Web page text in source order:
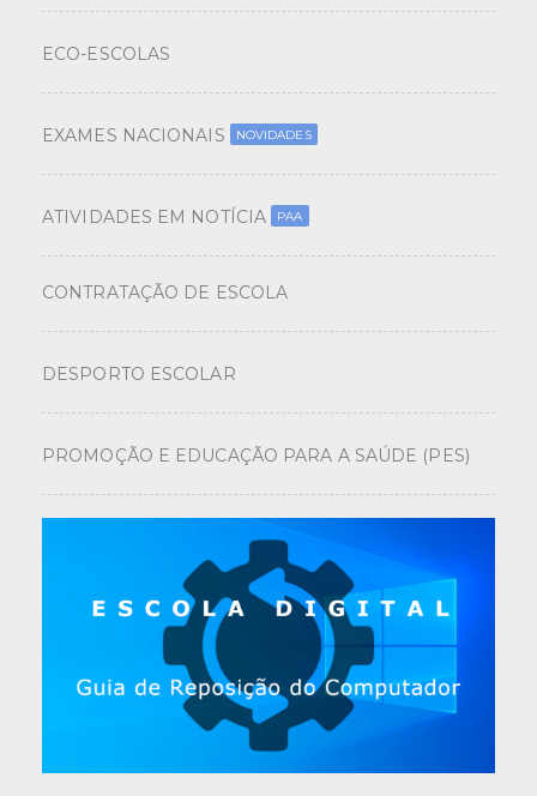
ECO-ESCOLAS
EXAMES NACIONAIS NOVIDADES
ATIVIDADES EM NOTÍCIA PAA
CONTRATAÇÃO DE ESCOLA
DESPORTO ESCOLAR
PROMOÇÃO E EDUCAÇÃO PARA A SAÚDE (PES)